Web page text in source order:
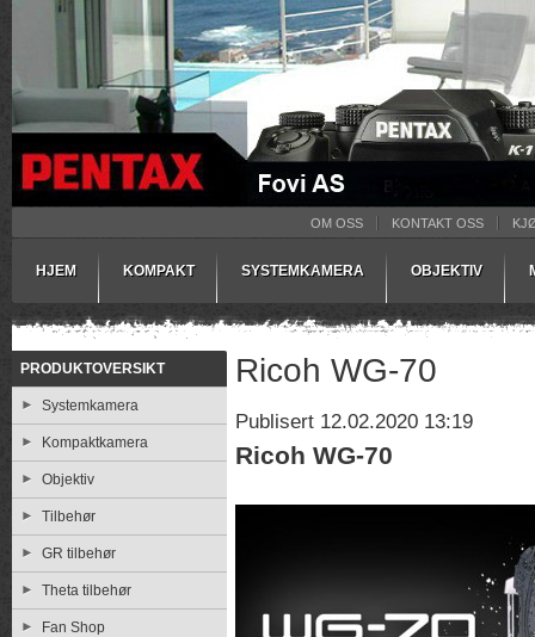
OM OSS KONTAKT OSS
HJEM KOMPAKT SYSTEMKAMERA OBJEKTIV
PRODUKTOVERSIKT
Systemkamera
Kompaktkamera
Objektiv
Tilbehør
GR tilbehør
Theta tilbehør
Fan Shop
Ricoh WG-70
Publisert 12.02.2020 13:19
Ricoh WG-70